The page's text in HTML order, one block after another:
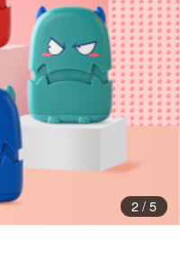
3/ 5